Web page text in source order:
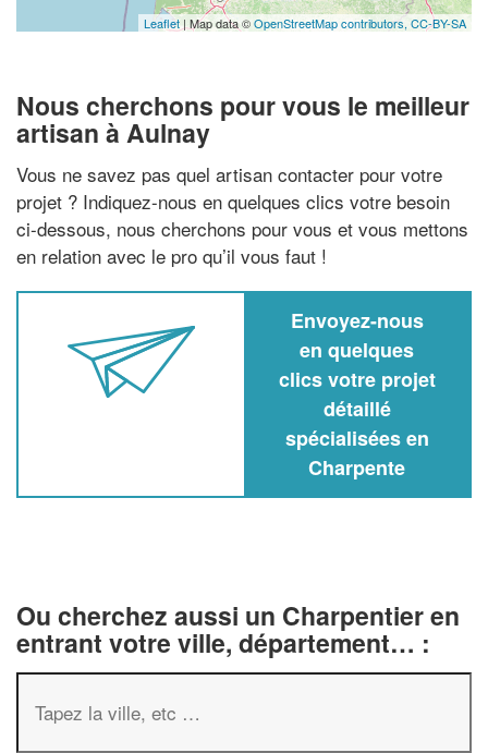
Leaflet | Map data ©OpenStreetMap contributors, CC-BY-SA
Nous cherchons pour vous le meilleur
artisan à Aulnay
Vous ne savez pas quel artisan contacter pour votre
projet ? Indiquez-nous en quelques clics votre besoin
ci-dessous, nous cherchons pour vous et vous mettons
en relation avec le pro qu’il vous faut !
Envoyez-nous
en quelques
clics votre projet
détaillé
spécialisées en
Charpente
Ou cherchez aussi un Charpentier en
entrant votre ville, département… :